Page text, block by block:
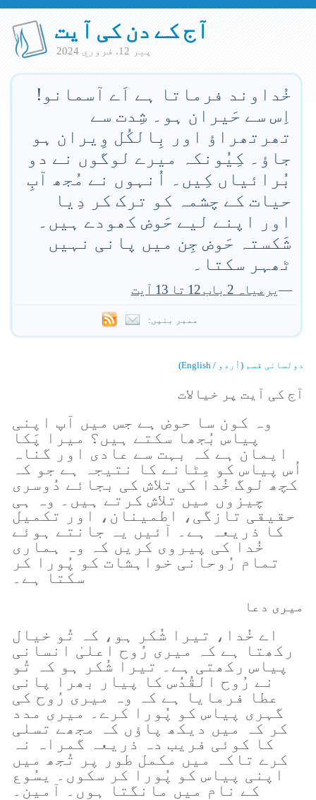
آج کے دن کی آیت
پير 12. فروري 2024
خُداوند فرماتا ہے اَے آسمانو!
اِس سے حَیران ہو۔ شِدت سے
تھرتھراؤ اور بِالکُل وِیران ہو
جاؤ۔ کِیُونکہ میرے لوگوں نے دو
بُرائیاں کِیں۔ اُنہوں نے مُجھ آبِ
حیات کے چشمہ کو ترک کر دِیا
اور اپنے لیے حَوض کھودے ہیں۔
شَکستہ حَوض جِن میں پانی نہیں
ٹھہر سکتا۔
—یرمیاہ 2 باب 12 تا 13 آیت
ممبر بنیں:
دولسانی قسم (اُردو / English)
آج کی آیت پر خیالات
وہ کون سا حوض ہے جس میں آپ اپنی
پیاس بُجھا سکتے ہیں؟ میرا پَکا
ایمان ہے کہ بہت سے عادی اور گناہ
اُس پیاس کو مِٹانے کا نتیجہ ہے جو کہ
کچھ لوگ خُدا کی تلاش کی بجائے دُوسری
چیزوں میں تلاش کرتے ہیں۔ وہ ہی
حقیقی تازگی، اطمینان، اور تکمیل
کا ذریعہ ہے۔ آئیں یہ جانتے ہوئے
خُدا کی پیروی کریں کہ وہ ہماری
تمام رُوحانی خواہشات کو پُورا کر
سکتا ہے۔
میری دعا
اے خُدا، تیرا شُکر ہو، کہ تُو خیال
رکھتا ہے کہ میری رُوح اعلیٰ انسانی
پیاس رکھتی ہے۔ تیرا شُکر ہو کہ تُو
نے رُوح القُدُس کا پیار بھرا پانی
عطا فرمایا ہے کہ وہ میری رُوح کی
گہری پیاس کو پُورا کرے۔ میری مدد
کر کہ میں دیکھ پاؤں کہ مجھے تسلی
کا کوئی فریب دہ ذریعہ گمراہ نہ
کرے تاکہ میں مکمل طور پر تُجھ میں
اپنی پیاس کو پُورا کر سکوں۔ یسُوع
کے نام میں مانگتا ہوں۔ آمین۔